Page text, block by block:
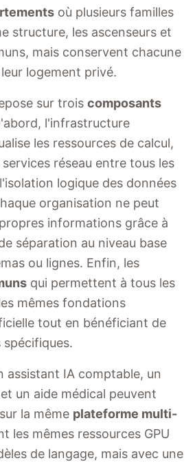
où plusieurs familles
structure, les ascenseurs et
mais conservent chacune
logement privé.
sur trois composants
l'infrastructure
les ressources de calcul,
réseau entre tous les
logique des données
organisation ne peut
informations grâce à
séparation au niveau base
ou lignes. Enfin, les
qui permettent à tous les
mêmes fondations
tout en bénéficiant de
assistant IA comptable, un
un aide médical peuvent
la même plateforme multi-
les mêmes ressources GPU
de langage, mais avec une